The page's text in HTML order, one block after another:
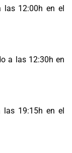
las 12:00h en el
a las 12:30h en
las 19:15h en el